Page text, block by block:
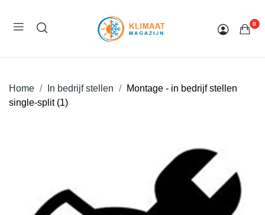
0
Home In bedrijf stellen
Montage - in bedrijf stellen
single-split (1)